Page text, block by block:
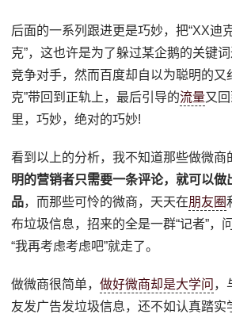
后面的一系列跟进更是巧妙，把“XX迪
克”，这也许是为了躲过某企鹅的关键
竞争对手，然而百度却自以为聪明的又
克”带回到正轨上，最后引导的流量又
里，巧妙，绝对的巧妙!
看到以上的分析，我不知道那些做微商
明的营销者只需要一条评论，就可以做
品，而那些可怜的微商，天天在朋友圈
布垃圾信息，招来的全是一群“记者”，
“我再考虑考虑吧”就走了。
做微商很简单，做好微商却是大学问 ，
友发广告发垃圾信息，还不如认真踏实